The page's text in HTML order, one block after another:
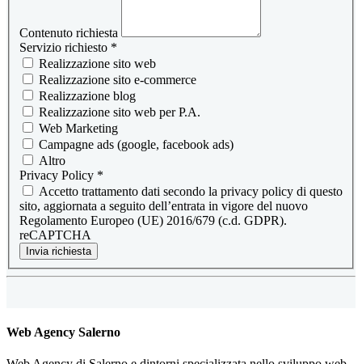
Contenuto richiesta
Servizio richiesto *
Realizzazione sito web
Realizzazione sito e-commerce
Realizzazione blog
Realizzazione sito web per P.A.
Web Marketing
Campagne ads (google, facebook ads)
Altro
Privacy Policy *
Accetto trattamento dati secondo la privacy policy di questo
sito, aggiornata a seguito dell’entrata in vigore del nuovo
Regolamento Europeo (UE) 2016/679 (c.d. GDPR).
reCAPTCHA
Invia richiesta
Web Agency Salerno